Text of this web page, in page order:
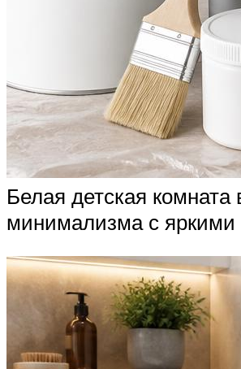
Белая детская комната
минимализма с яркими